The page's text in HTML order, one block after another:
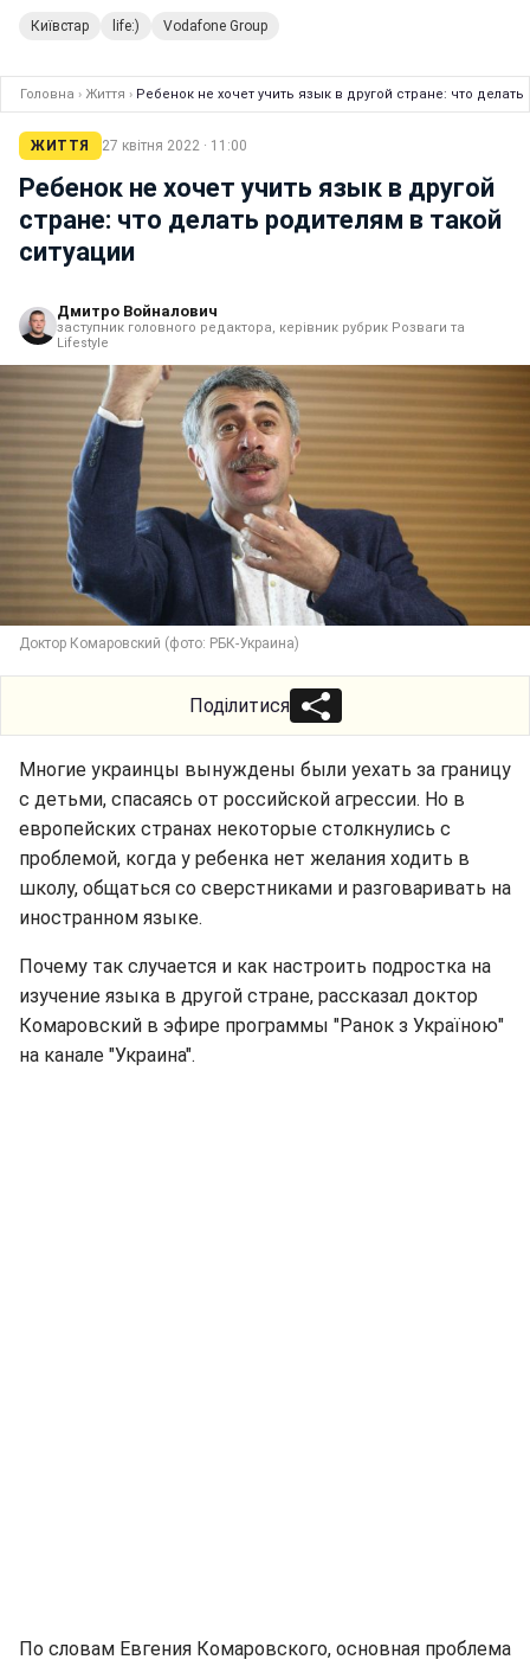
Київстар life:) Vodafone Group
Головна › Життя › Ребенок не хочет учить язык в другой стране: что
ЖИТТЯ 27 квітня 2022 · 11:00
Ребенок не хочет учить язык в другой
стране: что делать родителям в такой
ситуации
Дмитро Войналович
заступник головного редактора, керівник рубрик Розваги та
Lifestyle
Доктор Комаровский (фото: РБК-Украина)
Поділитися
Многие украинцы вынуждены были уехать за границу
с детьми, спасаясь от российской агрессии. Но в
европейских странах некоторые столкнулись с
проблемой, когда у ребенка нет желания ходить в
школу, общаться со сверстниками и разговаривать на
иностранном языке.
Почему так случается и как настроить подростка на
изучение языка в другой стране, рассказал доктор
Комаровский в эфире программы "Ранок з Україною"
на канале "Украина".
По словам Евгения Комаровского, основная проблема